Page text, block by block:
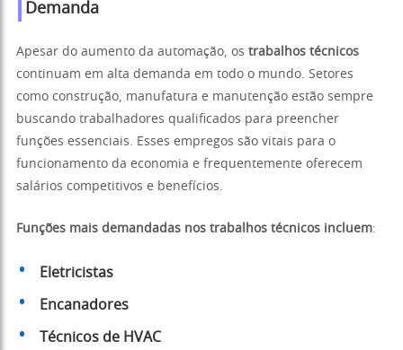
Demanda
Apesar do aumento da automação, os trabalhos técnicos
continuam em alta demanda em todo o mundo. Setores
como construção, manufatura e manutenção estão sempre
buscando trabalhadores qualificados para preencher
funções essenciais. Esses empregos são vitais para o
funcionamento da economia e frequentemente oferecem
salários competitivos e benefícios.
Funções mais demandadas nos trabalhos técnicos incluem:
Eletricistas
Encanadores
Técnicos de HVAC